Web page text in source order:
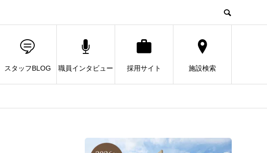
スタッフBLOG 職員インタビュー 採用サイト 施設検索